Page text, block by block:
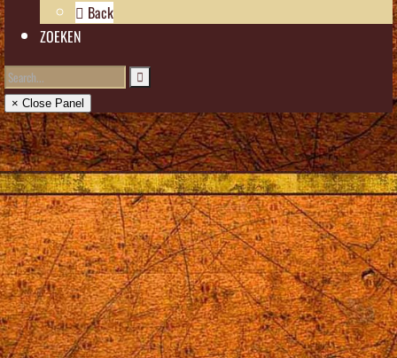
Back
ZOEKEN
× Close Panel